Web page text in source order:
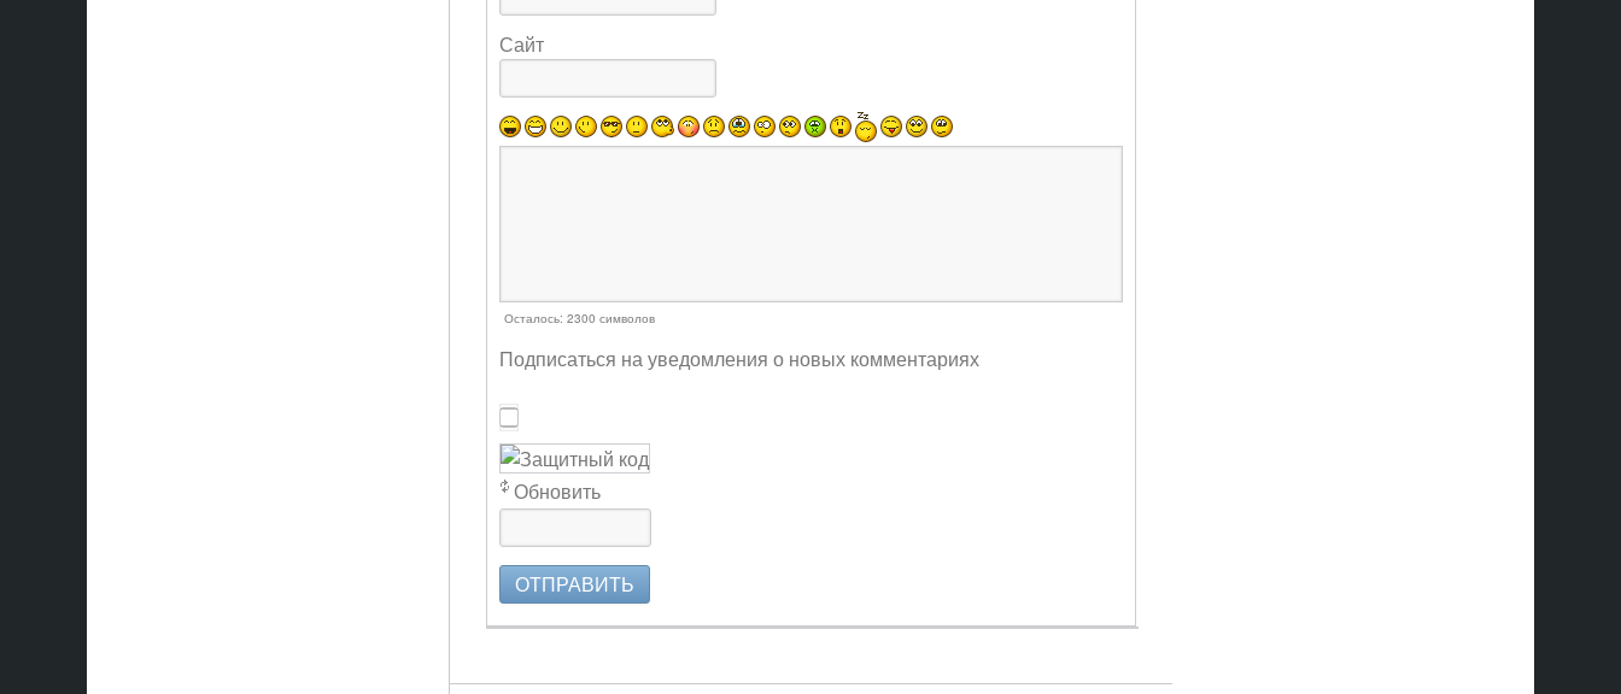
Сайт
Осталось: 2300 символов
Подписаться на уведомления о новых комментариях
Обновить
ОТПРАВИТЬ